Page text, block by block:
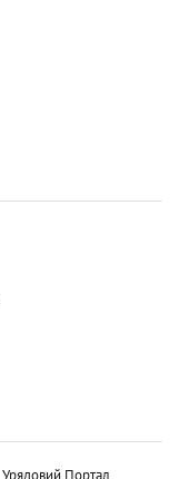
Урядовий Портал